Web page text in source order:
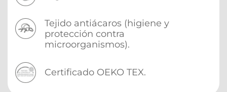
Tejido antiácaros (higiene y
protección contra
microorganismos).
Certificado OEKO TEX.